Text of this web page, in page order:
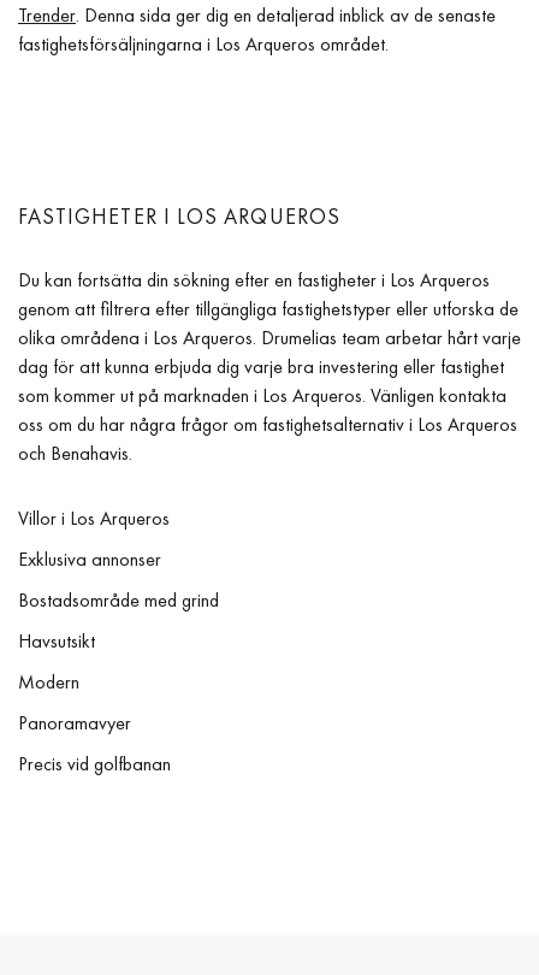
Trender. Denna sida ger dig en detaljerad inblick av de senaste
fastighetsförsäljningarna i Los Arqueros området.
FASTIGHETER I LOS ARQUEROS
Du kan fortsätta din sökning efter en fastigheter i Los Arqueros
genom att filtrera efter tillgängliga fastighetstyper eller utforska de
olika områdena i Los Arqueros. Drumelias team arbetar hårt varje
dag för att kunna erbjuda dig varje bra investering eller fastighet
som kommer ut på marknaden i Los Arqueros. Vänligen kontakta
oss om du har några frågor om fastighetsalternativ i Los Arqueros
och Benahavis.
Villor i Los Arqueros
Exklusiva annonser
Bostadsområde med grind
Havsutsikt
Modern
Panoramavyer
Precis vid golfbanan